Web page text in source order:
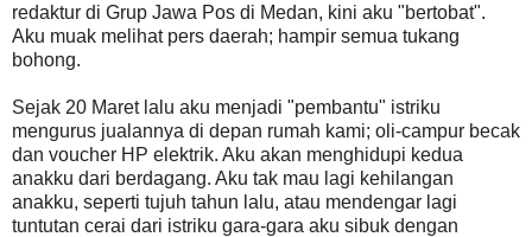
redaktur di Grup Jawa Pos di Medan, kini aku "bertobat".
Aku muak melihat pers daerah; hampir semua tukang
bohong.
Sejak 20 Maret lalu aku menjadi "pembantu" istriku
mengurus jualannya di depan rumah kami; oli-campur becak
dan voucher HP elektrik. Aku akan menghidupi kedua
anakku dari berdagang. Aku tak mau lagi kehilangan
anakku, seperti tujuh tahun lalu, atau mendengar lagi
tuntutan cerai dari istriku gara-gara aku sibuk dengan